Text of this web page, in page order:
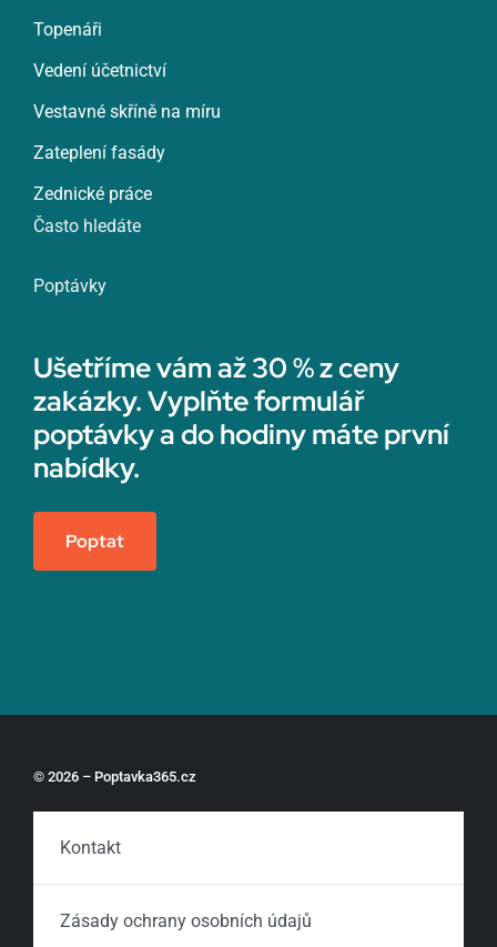
Topenáři
Vedení účetnictví
Vestavné skříně na míru
Zateplení fasády
Zednické práce
Často hledáte
Poptávky
Ušetříme vám až 30 % z ceny
zakázky. Vyplňte formulář
poptávky a do hodiny máte první
nabídky.
Poptat
© 2026 – Poptavka365.cz
Kontakt
Zásady ochrany osobních údajů